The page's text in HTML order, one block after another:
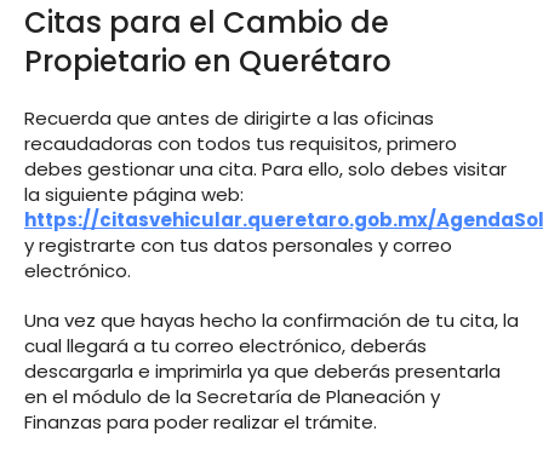
Citas para el Cambio de
Propietario en Querétaro
Recuerda que antes de dirigirte a las oficinas
recaudadoras con todos tus requisitos, primero
debes gestionar una cita. Para ello, solo debes visitar
la siguiente página web:
https://citasvehicular.queretaro.gob.mx/
y registrarte con tus datos personales y correo
electrónico.
Una vez que hayas hecho la confirmación de tu cita, la
cual llegará a tu correo electrónico, deberás
descargarla e imprimirla ya que deberás presentarla
en el módulo de la Secretaría de Planeación y
Finanzas para poder realizar el trámite.